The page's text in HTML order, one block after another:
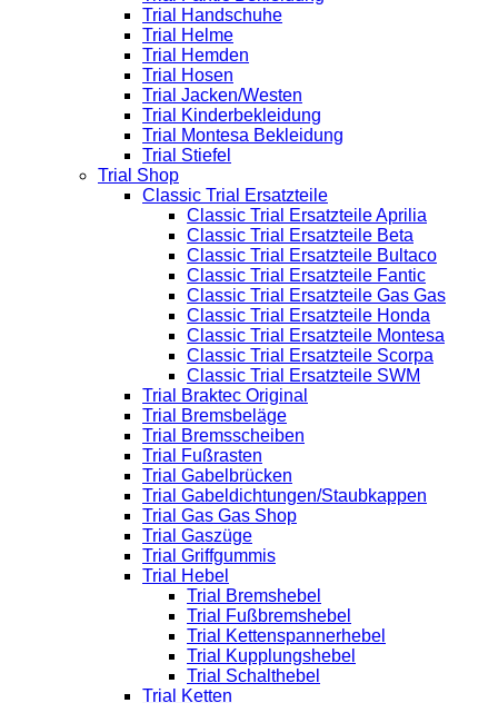
Trial Handschuhe
Trial Helme
Trial Hemden
Trial Hosen
Trial Jacken/Westen
Trial Kinderbekleidung
Trial Montesa Bekleidung
Trial Stiefel
Trial Shop
Classic Trial Ersatzteile
Classic Trial Ersatzteile Aprilia
Classic Trial Ersatzteile Beta
Classic Trial Ersatzteile Bultaco
Classic Trial Ersatzteile Fantic
Classic Trial Ersatzteile Gas Gas
Classic Trial Ersatzteile Honda
Classic Trial Ersatzteile Montesa
Classic Trial Ersatzteile Scorpa
Classic Trial Ersatzteile SWM
Trial Braktec Original
Trial Bremsbeläge
Trial Bremsscheiben
Trial Fußrasten
Trial Gabelbrücken
Trial Gabeldichtungen/Staubkappen
Trial Gas Gas Shop
Trial Gaszüge
Trial Griffgummis
Trial Hebel
Trial Bremshebel
Trial Fußbremshebel
Trial Kettenspannerhebel
Trial Kupplungshebel
Trial Schalthebel
Trial Ketten